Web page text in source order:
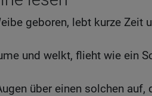
geboren, lebt kurze Zeit
und welkt, flieht wie ein
über einen solchen auf,